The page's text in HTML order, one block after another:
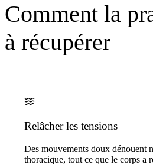
Comment la
à récupérer
Relâcher les tensions
Des mouvements doux dénouent
thoracique, tout ce que le corps a